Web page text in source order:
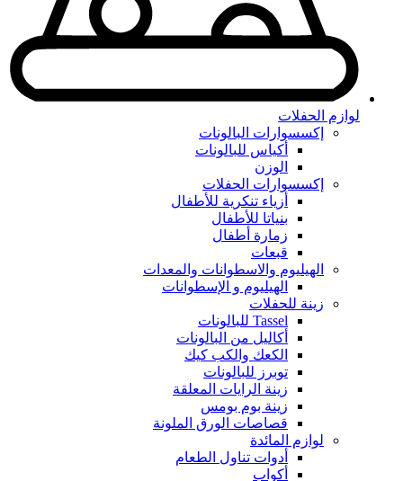
لوازم الحفلات
إكسسوارات البالونات
أكياس للبالونات
الوزن
إكسسوارات الحفلات
أزياء تنكرية للأطفال
بنياتا للأطفال
زمارة أطفال
قبعات
الهيليوم والاسطوانات والمعدات
الهيليوم و الإسطوانات
زينة للحفلات
Tassel للبالونات
أكاليل من البالونات
الكعك والكب كيك
توبرز للبالونات
زينة الرايات المعلقة
زينة بوم بومس
قصاصات الورق الملونة
لوازم المائدة
أدوات تناول الطعام
أكواب